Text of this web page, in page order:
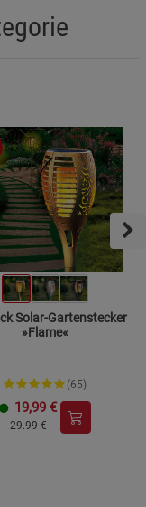
Solar-Gartenstecker
»Flame«
(65)
19,99 €
29.99 €